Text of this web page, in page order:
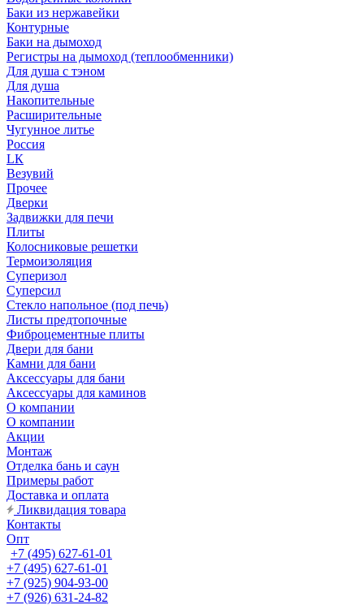
Баки из нержавейки
Контурные
Баки на дымоход
Регистры на дымоход (теплообменники)
Для душа с тэном
Для душа
Накопительные
Расширительные
Чугунное литье
Россия
LК
Везувий
Прочее
Дверки
Задвижки для печи
Плиты
Колосниковые решетки
Термоизоляция
Суперизол
Суперсил
Стекло напольное (под печь)
Листы предтопочные
Фиброцементные плиты
Двери для бани
Камни для бани
Аксессуары для бани
Аксессуары для каминов
О компании
О компании
Акции
Монтаж
Отделка бань и саун
Примеры работ
Доставка и оплата
Ликвидация товара
Контакты
Опт
+7 (495) 627-61-01
+7 (495) 627-61-01
+7 (925) 904-93-00
+7 (926) 631-24-82